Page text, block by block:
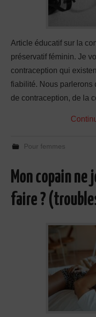
Article éducatif sur la
préservatif féminin. Je
contraception qui
fiabilité. Nous parlerons
de contraception, de la
Pour femmes
Mon copain ne
faire ?